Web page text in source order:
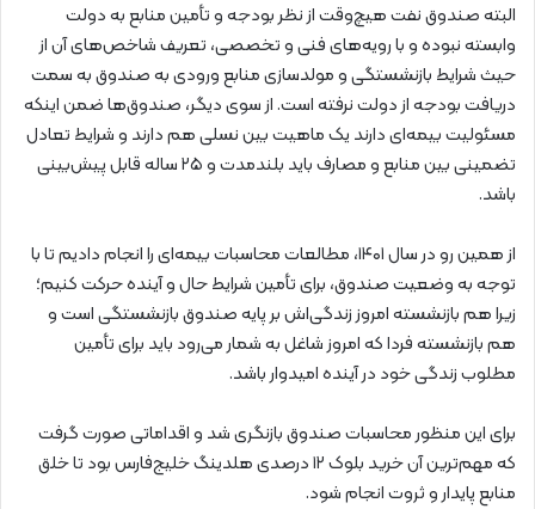
البته صندوق نفت هیچ‌وقت از نظر بودجه و تأمین منابع به دولت
وابسته نبوده و با رویه‌های فنی و تخصصی، تعریف شاخص‌های آن از
حیث شرایط بازنشستگی و مولدسازی منابع ورودی به صندوق به سمت
دریافت بودجه از دولت نرفته است. از سوی دیگر، صندوق‌ها ضمن اینکه
مسئولیت بیمه‌ای دارند یک ماهیت بین نسلی هم دارند و شرایط تعادل
تضمینی بین منابع و مصارف باید بلندمدت و ۲۵ ساله قابل پیش‌بینی
باشد.
از همین رو در سال ۱۴۰۱، مطالعات محاسبات بیمه‌ای را انجام دادیم تا با
توجه ‌به وضعیت صندوق، برای تأمین شرایط حال و آینده حرکت کنیم؛
زیرا هم بازنشسته امروز زندگی‌اش بر پایه صندوق بازنشستگی است و
هم بازنشسته فردا که امروز شاغل به شمار می‌رود باید برای تأمین
مطلوب زندگی خود در آینده امیدوار باشد.
برای این منظور محاسبات صندوق بازنگری شد و اقداماتی صورت گرفت
که مهم‌ترین آن خرید بلوک ۱۲ درصدی هلدینگ خلیج‌فارس بود تا خلق
منابع پایدار و ثروت انجام شود.